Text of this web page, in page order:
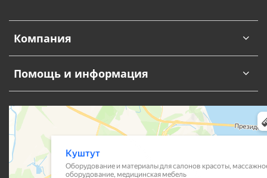
Компания
Помощь и информация